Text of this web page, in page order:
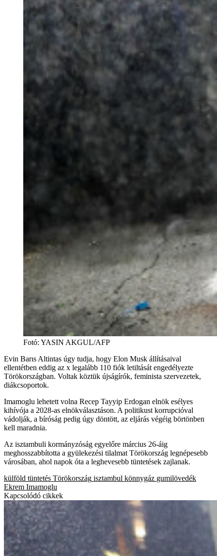
Fotó: YASIN AKGUL/AFP
Evin Barıs Altintas úgy tudja, hogy Elon Musk állításaival
ellentétben eddig az x legalább 110 fiók letiltását engedélyezte
Törökországban. Voltak köztük újságírók, feminista szervezetek,
diákcsoportok.
Imamoglu lehetett volna Recep Tayyip Erdogan elnök esélyes
kihívója a 2028-as elnökválasztáson. A politikust korrupcióval
vádolják, a bíróság pedig úgy döntött, az eljárás végéig börtönben
kell maradnia.
Az isztambuli kormányzóság egyelőre március 26-áig
meghosszabbította a gyülekezési tilalmat Törökország legnépesebb
városában, ahol napok óta a leghevesebb tüntetések zajlanak.
külföld tüntetés Törökország isztambul könnygáz gumilövedék
Ekrem Imamoglu
Kapcsolódó cikkek